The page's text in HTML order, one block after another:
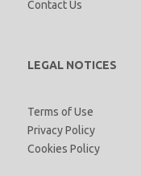
Contact Us
LEGAL NOTICES
Terms of Use
Privacy Policy
Cookies Policy